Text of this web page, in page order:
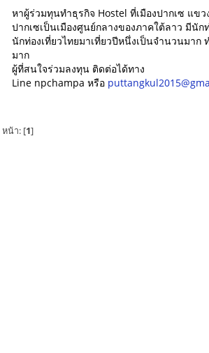
หาผู้ร่วมทุนทำธุรกิจ Hostel ที่เมืองปากเซ แข
ปากเซเป็นเมืองศูนย์กลางของภาคใต้ลาว มีนัก
นักท่องเที่ยวไทยมาเที่ยวปีหนึ่งเป็นจำนวนมาก
มาก
ผู้ที่สนใจร่วมลงทุน ติดต่อได้ทาง
Line npchampa หรือ
หน้า: [1]